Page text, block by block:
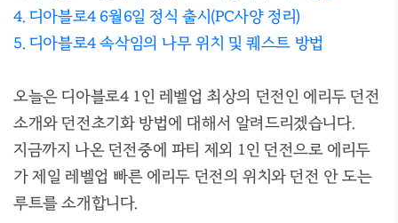
4. 디아블로4 6월6일 정식 출시(PC사양 정리)
5. 디아블로4 속삭임의 나무 위치 및 퀘스트 방법
오늘은 디아블로4 1인 레벨업 최상의 던전인 에리두 던전
소개와 던전초기화 방법에 대해서 알려드리겠습니다.
지금까지 나온 던전중에 파티 제외 1인 던전으로 에리두
가 제일 레벨업 빠른 에리두 던전의 위치와 던전 안 도는
루트를 소개합니다.